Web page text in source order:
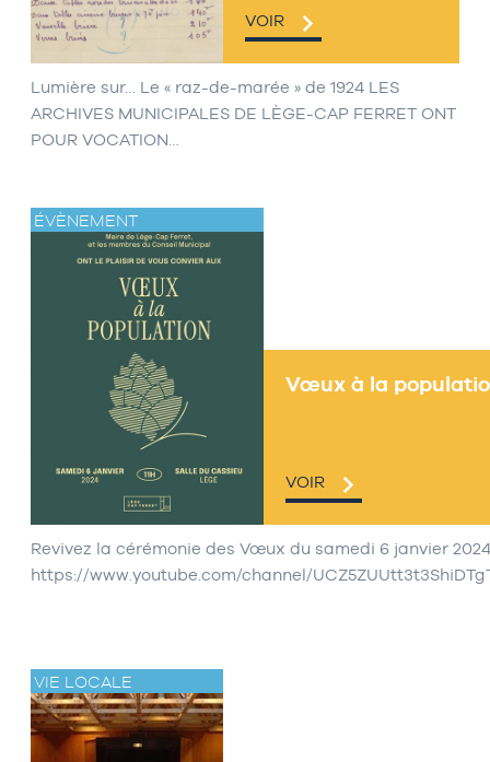
VOIR
Lumière sur… Le « raz-de-marée » de 1924 LES
ARCHIVES MUNICIPALES DE LÈGE-CAP FERRET ONT
POUR VOCATION…
ÉVÈNEMENT
Vœux à la
VOIR
Revivez la cérémonie des Vœux du samedi 6 janvier
https://www.youtube.com/channel/
VIE LOCALE